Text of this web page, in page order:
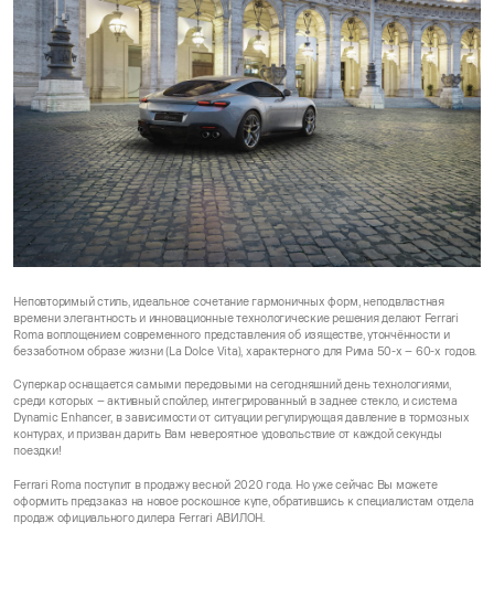
Неповторимый стиль, идеальное сочетание гармоничных форм, неподвластная
времени элегантность и инновационные технологические решения делают Ferrari
Roma воплощением современного представления об изяществе, утончённости и
беззаботном образе жизни (La Dolce Vita), характерного для Рима 50-х – 60-х годов.
Суперкар оснащается самыми передовыми на сегодняшний день технологиями,
среди которых – активный спойлер, интегрированный в заднее стекло, и система
Dynamic Enhancer, в зависимости от ситуации регулирующая давление в тормозных
контурах, и призван дарить Вам невероятное удовольствие от каждой секунды
поездки!
Ferrari Roma поступит в продажу весной 2020 года. Но уже сейчас Вы можете
оформить предзаказ на новое роскошное купе, обратившись к специалистам отдела
продаж официального дилера Ferrari АВИЛОН.